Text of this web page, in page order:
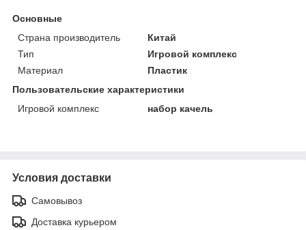
Основные
Страна производитель
Китай
Тип
Игровой комплекс
Материал
Пластик
Пользовательские характеристики
Игровой комплекс
набор качель
Условия доставки
Самовывоз
Доставка курьером